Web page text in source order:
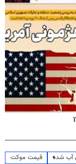
آب شده
قیمت موکت